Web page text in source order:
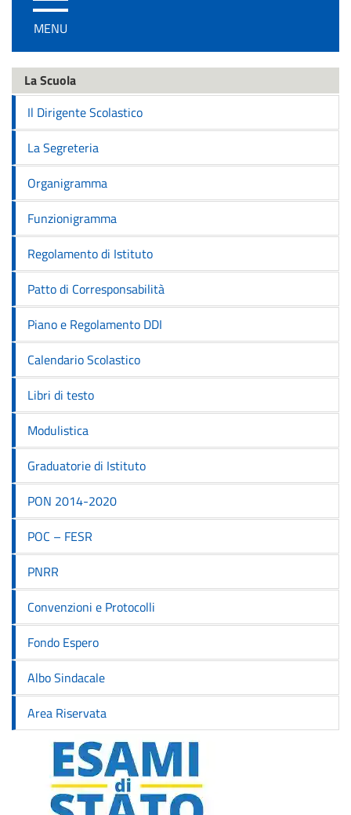
/
disattiva
navigazione
MENU
La Scuola
Il Dirigente Scolastico
La Segreteria
Organigramma
Funzionigramma
Regolamento di Istituto
Patto di Corresponsabilità
Piano e Regolamento DDI
Calendario Scolastico
Libri di testo
Modulistica
Graduatorie di Istituto
PON 2014-2020
POC – FESR
PNRR
Convenzioni e Protocolli
Fondo Espero
Albo Sindacale
Area Riservata